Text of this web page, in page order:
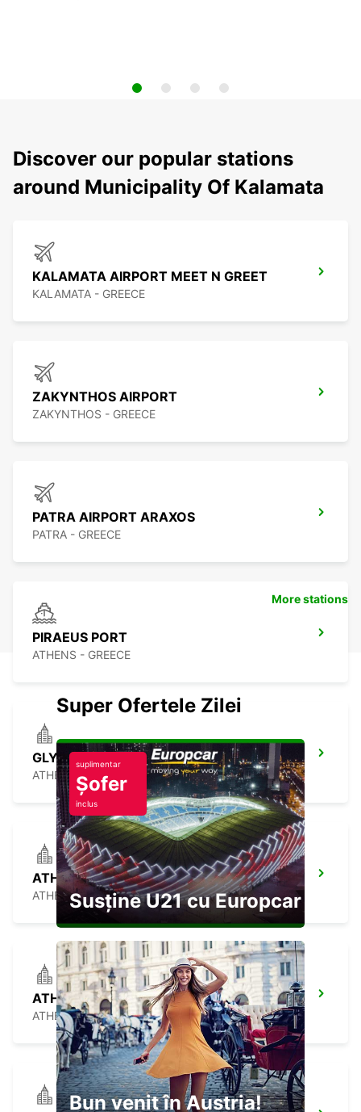
Discover our popular stations
around Municipality Of Kalamata
KALAMATA AIRPORT MEET N GREET
KALAMATA - GREECE
ZAKYNTHOS AIRPORT
ZAKYNTHOS - GREECE
PATRA AIRPORT ARAXOS
PATRA - GREECE
PIRAEUS PORT
ATHENS - GREECE
GLYFADA
ATHENS - GREECE
ATHENS CITY
ATHENS - GREECE
ATHENS ACROPOLIS STATION
ATHENS - GREECE
More stations
Super Ofertele Zilei
suplimentar
Șofer
inclus
Susține U21 cu Europcar
Bun venit în Austria!